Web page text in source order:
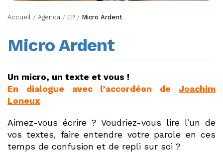
Accueil / Agenda / EP / Micro Ardent
Micro Ardent
Un micro, un texte et vous !
En dialogue avec l’accordéon de Joachim
Loneux
Aimez-vous écrire ? Voudriez-vous lire l’un de
vos textes, faire entendre votre parole en ces
temps de confusion et de repli sur soi ?